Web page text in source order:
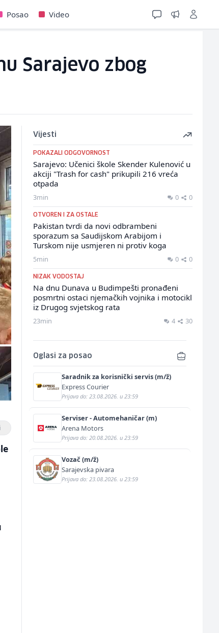
Posao Video
Sarajevo zbog
Vijesti
POKAZALI ODGOVORNOST
Sarajevo: Učenici škole Skender Kulenović u
akciji "Trash for cash" prikupili 216 vreća
otpada
3min 0 0
OTVOREN I ZA OSTALE
Pakistan tvrdi da novi odbrambeni
sporazum sa Saudijskom Arabijom i
Turskom nije usmjeren ni protiv koga
5min 0 0
NIZAK VODOSTAJ
Na dnu Dunava u Budimpešti pronađeni
posmrtni ostaci njemačkih vojnika i motocikl
iz Drugog svjetskog rata
23min 4 30
Oglasi za posao
Saradnik za korisnički servis (m/ž)
Express Courier
Prijava do: 23.08.2026. u 23:59
Serviser - Automehaničar (m)
Arena Motors
Prijava do: 20.08.2026. u 23:59
Vozač (m/ž)
Sarajevska pivara
Prijava do: 23.08.2026. u 23:59